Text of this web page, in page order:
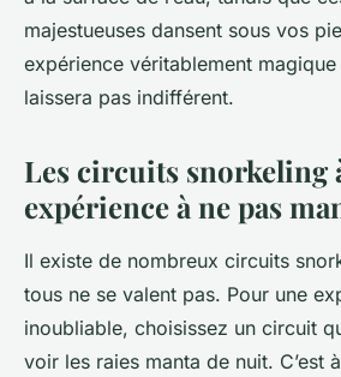
majestueuses dansent sous vos
expérience véritablement
laissera pas indifférent.
Les circuits snorkeling
expérience à ne pas
Il existe de nombreux circuits
tous ne se valent pas. Pour une
inoubliable, choisissez un circuit
voir les raies manta de nuit. C’est